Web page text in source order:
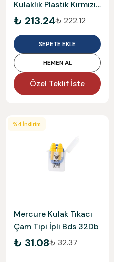
Kulaklık Plastik Kırmızı
Bds 29Db Mercu Em-
₺ 213.24₺ 222.12
SEPETE EKLE
HEMEN AL
Özel Teklif İste
%4 İndirim
Mercure Kulak Tıkacı
Çam Tipi İpli Bds 32Db
₺ 31.08₺ 32.37